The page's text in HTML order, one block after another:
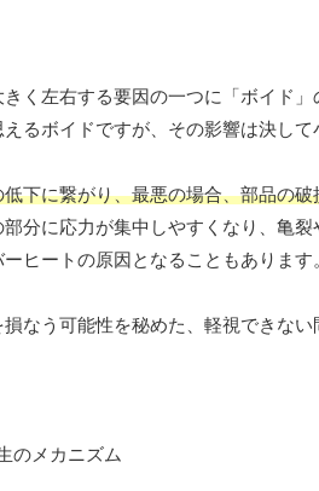
く左右する要因の一つに「ボイド」
るボイドですが、その影響は決して
下に繋がり、最悪の場合、部品の
分に応力が集中しやすくなり、亀
ヒートの原因となることもあります
なう可能性を秘めた、軽視できない